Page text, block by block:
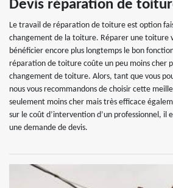
Devis réparation de
Le travail de réparation de toiture est option
changement de la toiture. Réparer une toiture
bénéficier encore plus longtemps le bon
réparation de toiture coûte un peu moins cher
changement de toiture. Alors, tant que vous
nous vous recommandons de choisir cette
seulement moins cher mais très efficace
sur le coût d’intervention d’un professionnel, il
une demande de devis.